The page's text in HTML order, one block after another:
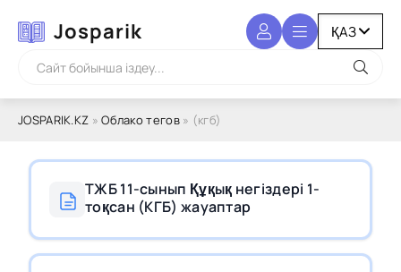
Josparik
JOSPARIK.KZ »Облако тегов» (кгб)
ТЖБ 11-сынып Құқық негіздері 1-
тоқсан (КГБ) жауаптар